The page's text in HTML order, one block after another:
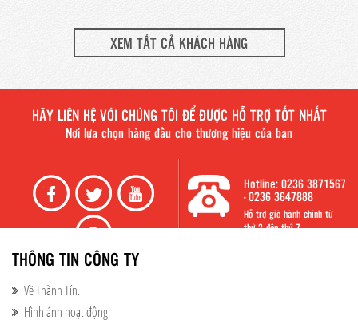
XEM TẤT CẢ KHÁCH HÀNG
HÃY LIÊN HỆ VỚI CHÚNG TÔI ĐỂ ĐƯỢC HỖ TRỢ TỐT NHẤT
Nơi lựa chọn hàng đầu cho thương hiệu của bạn
Hotline: 0236 3871567
- 0236 3647888
Hỗ trợ giờ hành chính từ
thứ 2 đến thứ 7
THÔNG TIN CÔNG TY
Về Thành Tín.
Hình ảnh hoạt động​